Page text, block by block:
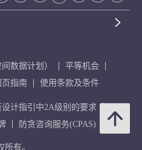
数据计划）
平等机会
页指南 使用条款及条件
计指引中2A级别的要求
防贪咨询服务(CPAS)
有。